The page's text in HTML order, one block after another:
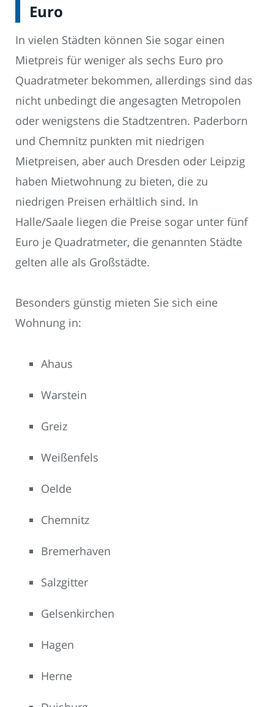
Euro
In vielen Städten können Sie sogar einen
Mietpreis für weniger als sechs Euro pro
Quadratmeter bekommen, allerdings sind das
nicht unbedingt die angesagten Metropolen
oder wenigstens die Stadtzentren. Paderborn
und Chemnitz punkten mit niedrigen
Mietpreisen, aber auch Dresden oder Leipzig
haben Mietwohnung zu bieten, die zu
niedrigen Preisen erhältlich sind. In
Halle/Saale liegen die Preise sogar unter fünf
Euro je Quadratmeter, die genannten Städte
gelten alle als Großstädte.
Besonders günstig mieten Sie sich eine
Wohnung in:
Ahaus
Warstein
Greiz
Weißenfels
Oelde
Chemnitz
Bremerhaven
Salzgitter
Gelsenkirchen
Hagen
Herne